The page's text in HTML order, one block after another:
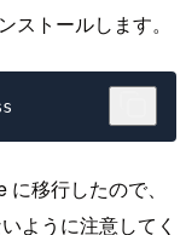
ストールします。
移行したので、
ように注意してく